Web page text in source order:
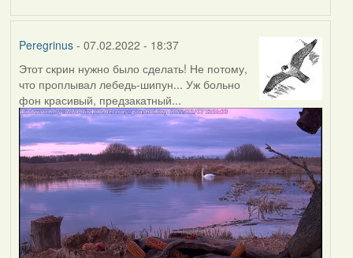
Peregrinus- 07.02.2022 - 18:37
Этот скрин нужно было сделать! Не потому,
что проплывал лебедь-шипун... Уж больно
фон красивый, предзакатный...